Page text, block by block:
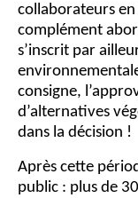
collaborateurs
complément
s’inscrit par
consigne,
d’alternatives
dans la décision !
Après cette
public : plus de